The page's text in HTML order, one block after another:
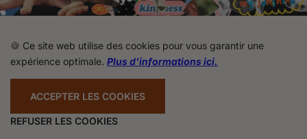
🍪 Ce site web utilise des cookies pour vous garantir une
expérience optimale. Plus d'informations ici.
ACCEPTER LES COOKIES
REFUSER LES COOKIES